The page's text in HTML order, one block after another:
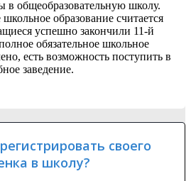
в общеобразовательную школу.
образование считается
успешно закончили 11-й
обязательное школьное
есть возможность поступить в
заведение.
своего
в школу?